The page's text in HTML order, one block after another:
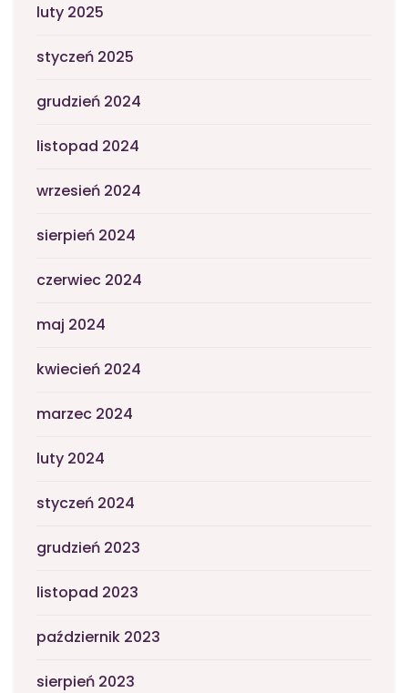
luty 2025
styczeń 2025
grudzień 2024
listopad 2024
wrzesień 2024
sierpień 2024
czerwiec 2024
maj 2024
kwiecień 2024
marzec 2024
luty 2024
styczeń 2024
grudzień 2023
listopad 2023
październik 2023
sierpień 2023